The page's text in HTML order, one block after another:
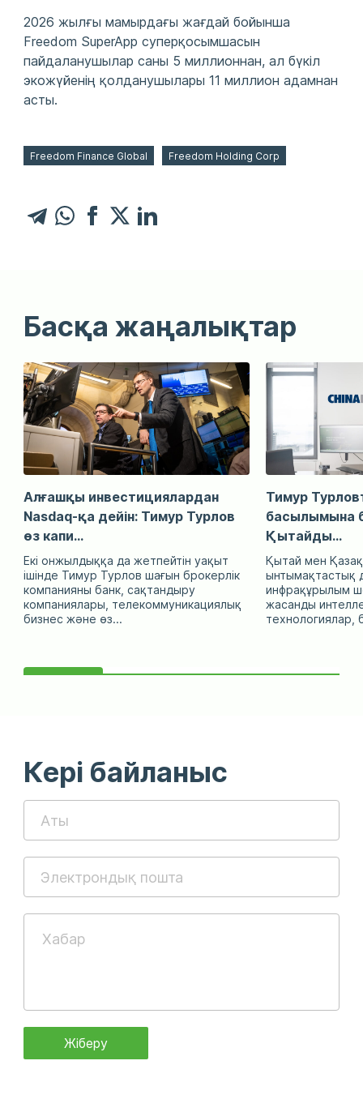
2026 жылғы мамырдағы жағдай бойынша
Freedom SuperApp суперқосымшасын
пайдаланушылар саны 5 миллионнан, ал бүкіл
экожүйенің қолданушылары 11 миллион адамнан
асты.
Freedom Finance Global Freedom Holding Corp
Басқа жаңалықтар
Алғашқы инвестициялардан
Nasdaq-қа дейін: Тимур Турлов
өз капи...
Екі онжылдыққа да жетпейтін уақыт
ішінде Тимур Турлов шағын брокерлік
компанияны банк, сақтандыру
компаниялары, телекоммуникациялық
бизнес және өз...
Тимур
басылымына
Қытайды...
Қытай мен
ынтымақтастық
инфрақұрылым
жасанды
технологиялар,
Кері байланыс
Жіберу